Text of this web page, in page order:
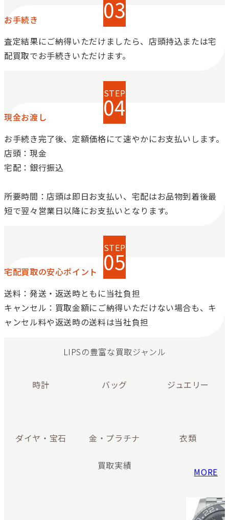
お手続き
査定結果にご納得いただけましたら、店頭持込または宅
配買取でお手続きいただけます。
現金お渡し
お手続き完了後、定額価格にて速やかにお支払いします。
店頭：現金
宅配：銀行振込
所要時間：店頭は即日お支払い、宅配はお品物到着後最
短で翌々営業日以降にお支払いとなります。
宅配買取の安心ポイント
送料：発送・返送時ともに当社負担
キャンセル：買取金額にご納得いただけない場合も、キ
ャンセル料や返送時の送料は当社負担
LIPSの豊富な買取ジャンル
時計 バッグ ジュエリー
ダイヤ・宝石 金・プラチナ 衣類
買取実績
MORE